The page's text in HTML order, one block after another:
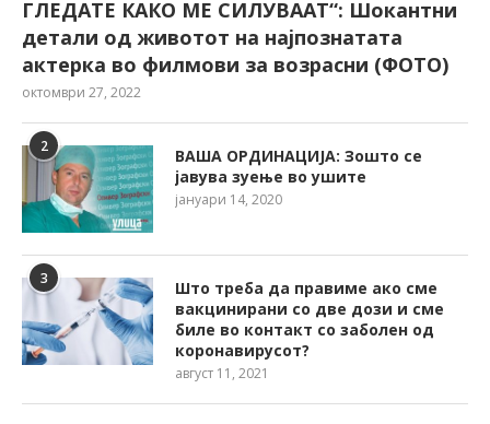
ГЛЕДАТЕ КАКО МЕ СИЛУВААТ“: Шокантни
детали од животот на најпознатата
актерка во филмови за возрасни (ФОТО)
октомври 27, 2022
2
ВАША ОРДИНАЦИЈА: Зошто се
јавува зуење во ушите
јануари 14, 2020
3
Што треба да правиме ако сме
вакцинирани со две дози и сме
биле во контакт со заболен од
коронавирусот?
август 11, 2021